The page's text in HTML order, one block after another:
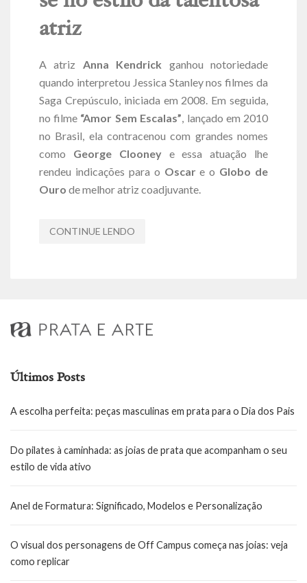
atriz
A atriz Anna Kendrick ganhou notoriedade
quando interpretou Jessica Stanley nos filmes da
Saga Crepúsculo, iniciada em 2008. Em seguida,
no filme “Amor Sem Escalas”, lançado em 2010
no Brasil, ela contracenou com grandes nomes
como George Clooneye essa atuação lhe
rendeu indicações para o Oscare o Globo de
Ouro de melhor atriz coadjuvante.
CONTINUE LENDO
Últimos Posts
A escolha perfeita: peças masculinas em prata para o Dia dos Pais
Do pilates à caminhada: as joias de prata que acompanham o seu
estilo de vida ativo
Anel de Formatura: Significado, Modelos e Personalização
O visual dos personagens de Off Campus começa nas joias: veja
como replicar